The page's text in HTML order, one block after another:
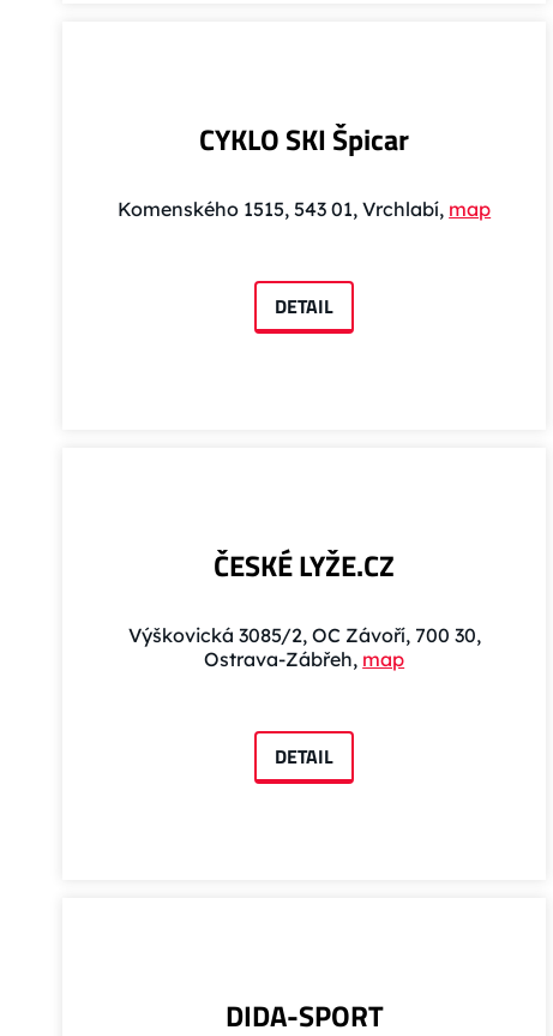
CYKLO SKI Špicar
Komenského 1515, 543 01, Vrchlabí, map
DETAIL
ČESKÉ LYŽE.CZ
Výškovická 3085/2, OC Závoří, 700 30,
Ostrava-Zábřeh, map
DETAIL
DIDA-SPORT